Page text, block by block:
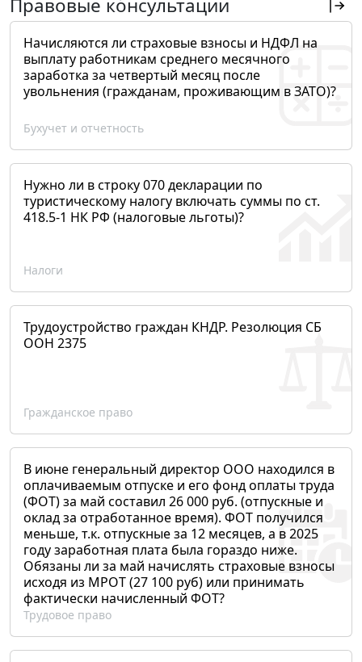
Правовые консультации
Начисляются ли страховые взносы и НДФЛ на
выплату работникам среднего месячного
заработка за четвертый месяц после
увольнения (гражданам, проживающим в ЗАТО)?
Бухучет и отчетность
Нужно ли в строку 070 декларации по
туристическому налогу включать суммы по ст.
418.5-1 НК РФ (налоговые льготы)?
Налоги
Трудоустройство граждан КНДР. Резолюция СБ
ООН 2375
Гражданское право
В июне генеральный директор ООО находился в
оплачиваемым отпуске и его фонд оплаты труда
(ФОТ) за май составил 26 000 руб. (отпускные и
оклад за отработанное время). ФОТ получился
меньше, т.к. отпускные за 12 месяцев, а в 2025
году заработная плата была гораздо ниже.
Обязаны ли за май начислять страховые взносы
исходя из МРОТ (27 100 руб) или принимать
фактически начисленный ФОТ?
Трудовое право